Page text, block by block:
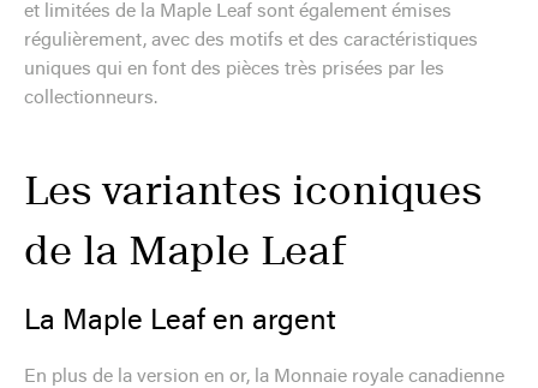
et limitées de la Maple Leaf sont également émises
régulièrement, avec des motifs et des caractéristiques
uniques qui en font des pièces très prisées par les
collectionneurs.
Les variantes iconiques
de la Maple Leaf
La Maple Leaf en argent
En plus de la version en or, la Monnaie royale canadienne